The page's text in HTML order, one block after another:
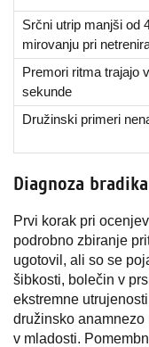
Srčni utrip manjši od
mirovanju pri
Premori ritma trajajo
sekunde
Družinski primeri
Diagnoza
Prvi korak pri
podrobno zbiranje
ugotovil, ali so se
šibkosti, bolečin v
ekstremne
družinsko
v mladosti.